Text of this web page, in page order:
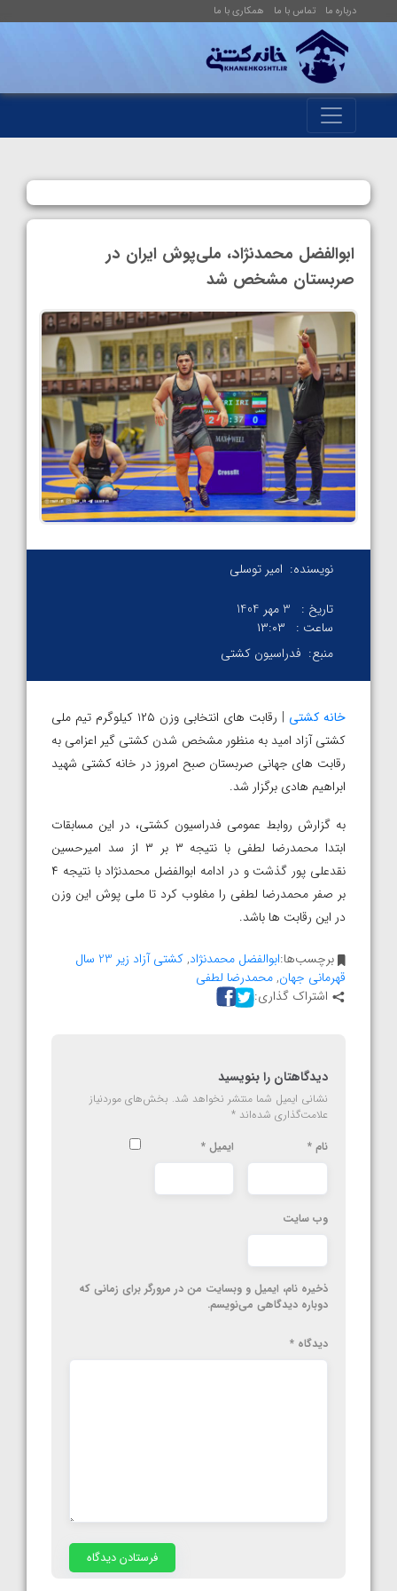
درباره ما تماس با ما همکاری با ما
ابوالفضل محمدنژاد، ملی‌پوش ایران در
صربستان مشخص شد
نویسنده: امیر توسلی
تاریخ :
3 مهر 1404
ساعت :
۱۳:۰۳
منبع: فدراسیون کشتی
خانه کشتی
| رقابت های انتخابی وزن ۱۲۵ کیلوگرم تیم ملی
کشتی آزاد امید به منظور مشخص شدن کشتی گیر اعزامی به
رقابت های جهانی صربستان صبح امروز در خانه کشتی شهید
ابراهیم هادی برگزار شد.
به گزارش روابط عمومی فدراسیون کشتی، در این مسابقات
ابتدا محمدرضا لطفی با نتیجه ۳ بر ۳ از سد امیرحسین
نقدعلی پور گذشت و در ادامه ابوالفضل محمدنژاد با نتیجه ۴
بر صفر محمدرضا لطفی را مغلوب کرد تا ملی پوش این وزن
در این رقابت ها باشد.
برچسب‌ها:ابوالفضل محمدنژاد,
کشتی آزاد زیر 23 سال
قهرمانی جهان,محمدرضا لطفی
اشتراک گذاری:
دیدگاهتان را بنویسید
نشانی ایمیل شما منتشر نخواهد شد. بخش‌های موردنیاز
علامت‌گذاری شده‌اند *
نام * ایمیل *
وب‌ سایت
ذخیره نام، ایمیل و وبسایت من در مرورگر برای زمانی که
دوباره دیدگاهی می‌نویسم.
دیدگاه *